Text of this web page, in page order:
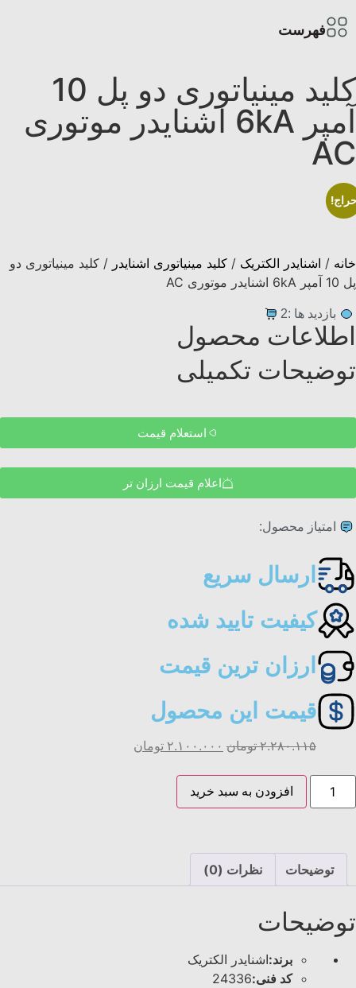
فهرست
کلید مينياتوری دو پل 10
آمپر 6kA اشنایدر موتوری
AC
خانه / اشنایدر الکتریک / کلید مینیاتوری اشنایدر / کلید مينياتوری دو
پل 10 آمپر 6kA اشنایدر موتوری AC
بازدید ها :2
اطلاعات محصول
توضیحات تکمیلی
استعلام قیمت
اعلام قیمت ارزان تر
امتیاز محصول:
ارسال سریع
کیفیت تایید شده
ارزان ترین قیمت
قیمت این محصول
۲.۲۸۰.۱۱۵ تومان ۲.۱۰۰.۰۰۰ تومان
افزودن به سبد خرید
توضیحات نظرات (0)
توضیحات
برند:اشنایدر الکتریک
کد فنی:24336